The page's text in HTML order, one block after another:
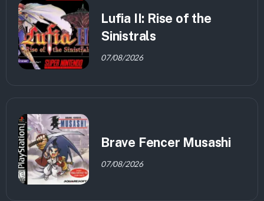
Lufia II: Rise of the
Sinistrals
07/08/2026
Brave Fencer Musashi
07/08/2026